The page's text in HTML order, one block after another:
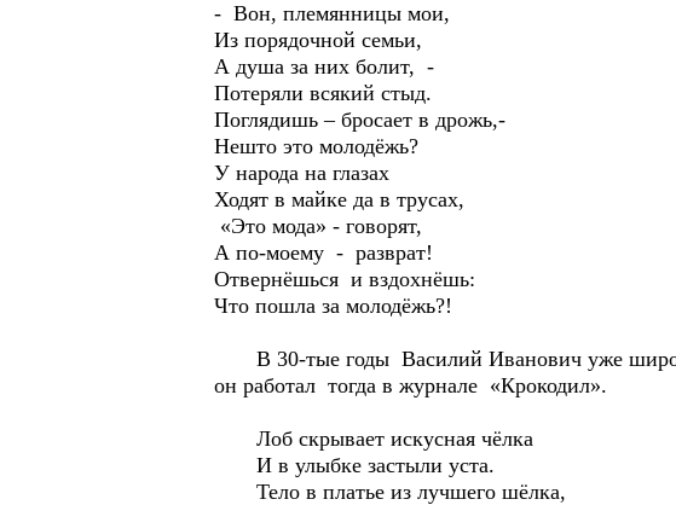
- Вон, племянницы мои,
Из порядочной семьи,
А душа за них болит, -
Потеряли всякий стыд.
Поглядишь – бросает в дрожь,-
Нешто это молодёжь?
У народа на глазах
Ходят в майке да в трусах,
«Это мода» - говорят,
А по-моему - разврат!
Отвернёшься и вздохнёшь:
Что пошла за молодёжь?!
В 30-тые годы Василий Иванович уже
он работал тогда в журнале «Крокодил».
Лоб скрывает искусная чёлка
И в улыбке застыли уста.
Тело в платье из лучшего шёлка,